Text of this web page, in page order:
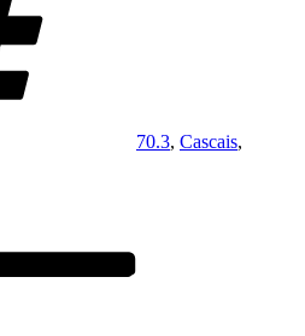
70.3, Cascais,